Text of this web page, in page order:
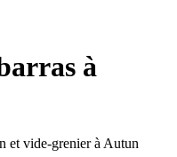
à
et vide-grenier à Autun